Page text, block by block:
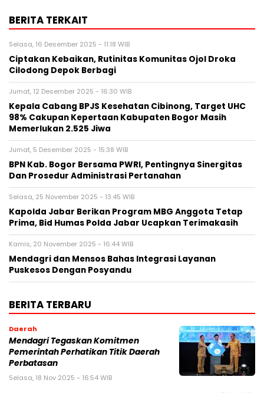
BERITA TERKAIT
Selasa, 16 Desember 2025 - 11:18 WIB
Ciptakan Kebaikan, Rutinitas Komunitas Ojol Droka
Cilodong Depok Berbagi
Jumat, 12 Desember 2025 - 16:30 WIB
Kepala Cabang BPJS Kesehatan Cibinong, Target UHC
98% Cakupan Kepertaan Kabupaten Bogor Masih
Memerlukan 2.525 Jiwa
Jumat, 5 Desember 2025 - 15:38 WIB
BPN Kab. Bogor Bersama PWRI, Pentingnya Sinergitas
Dan Prosedur Administrasi Pertanahan
Selasa, 25 November 2025 - 13:45 WIB
Kapolda Jabar Berikan Program MBG Anggota Tetap
Prima, Bid Humas Polda Jabar Ucapkan Terimakasih
Kamis, 20 November 2025 - 16:44 WIB
Mendagri dan Mensos Bahas Integrasi Layanan
Puskesos Dengan Posyandu
BERITA TERBARU
Daerah
Mendagri Tegaskan Komitmen
Pemerintah Perhatikan Titik Daerah
Perbatasan
Selasa, 18 Nov 2025 - 16:54 WIB